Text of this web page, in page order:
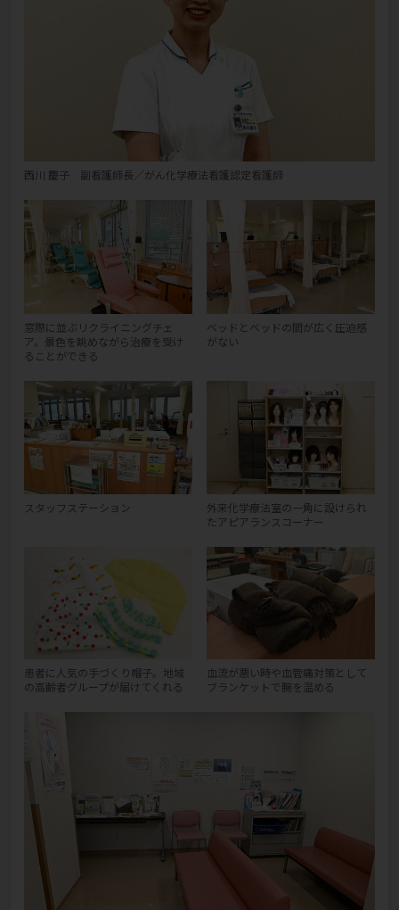
西川 慶子 副看護師長／がん化学療法看護認定看護師
窓際に並ぶリクライニングチェ
ア。景色を眺めながら治療を受け
ることができる
ベッドとベッドの間が広く圧迫感
がない
スタッフステーション
外来化学療法室の一角に設けられ
たアピアランスコーナー
患者に人気の手づくり帽子。地域
の高齢者グループが届けてくれる
血流が悪い時や血管痛対策として
ブランケットで腕を温める